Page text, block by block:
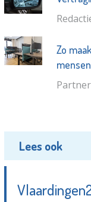
Zo
Lees ook